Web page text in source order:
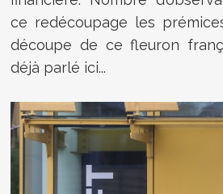
ce redécoupage les
découpe de ce fleuron
déjà parlé ici...